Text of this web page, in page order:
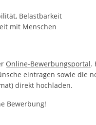
Belastbarkeit
mit Menschen
Online-Bewerbungsportal.
eintragen sowie die
direkt hochladen.
Bewerbung!